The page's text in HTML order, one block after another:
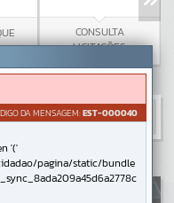
CONSULTA
LICITAÇÕES
DA MENSAGEM:EST-000040
'('
pagina/static/bundle